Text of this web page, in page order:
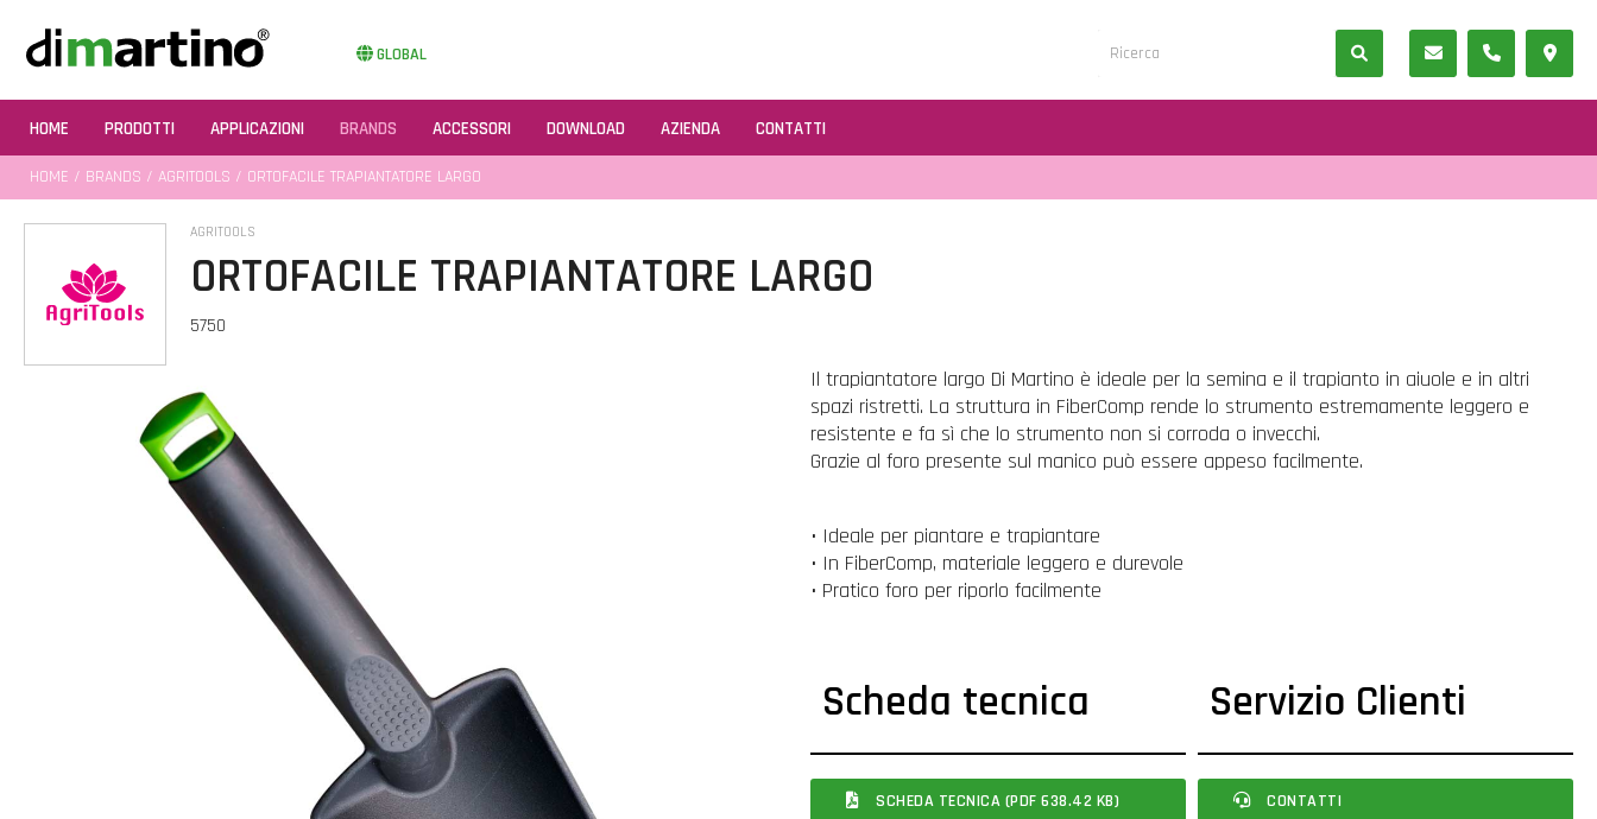
GLOBAL
HOME PRODOTTI APPLICAZIONI BRANDS ACCESSORI DOWNLOAD AZIENDA CONTATTI
HOME / BRANDS / AGRITOOLS / ORTOFACILE TRAPIANTATORE LARGO
AGRITOOLS
ORTOFACILE TRAPIANTATORE LARGO
5750
Il trapiantatore largo Di Martino è ideale per la semina e il trapianto in aiuole e in altri
spazi ristretti. La struttura in FiberComp rende lo strumento estremamente leggero e
resistente e fa sì che lo strumento non si corroda o invecchi.
Grazie al foro presente sul manico può essere appeso facilmente.
• Ideale per piantare e trapiantare
• In FiberComp, materiale leggero e durevole
• Pratico foro per riporlo facilmente
Scheda tecnica
SCHEDA TECNICA (PDF 638.42 KB)
Servizio Clienti
CONTATTI